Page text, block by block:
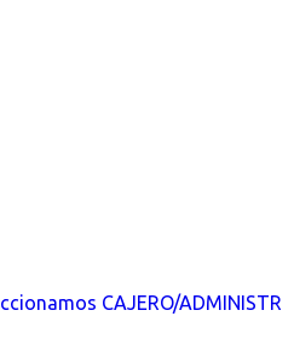
CAJERO/ADMINISTR